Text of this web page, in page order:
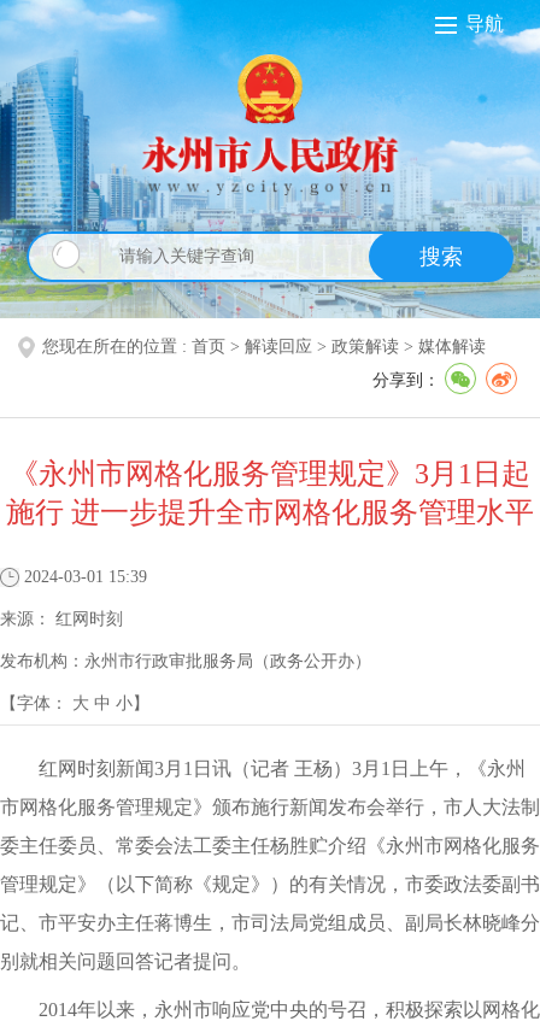
导航
搜索
您现在所在的位置 : 首页 > 解读回应 > 政策解读 > 媒体解读
分享到：
《永州市网格化服务管理规定》3月1日起
施行 进一步提升全市网格化服务管理水平
2024-03-01 15:39
来源： 红网时刻
发布机构： 永州市行政审批服务局（政务公开办）
【字体： 大 中 小】
红网时刻新闻3月1日讯（记者 王杨）3月1日上午，《永州
市网格化服务管理规定》颁布施行新闻发布会举行，市人大法制
委主任委员、常委会法工委主任杨胜贮介绍《永州市网格化服务
管理规定》（以下简称《规定》）的有关情况，市委政法委副书
记、市平安办主任蒋博生，市司法局党组成员、副局长林晓峰分
别就相关问题回答记者提问。
2014年以来，永州市响应党中央的号召，积极探索以网格化